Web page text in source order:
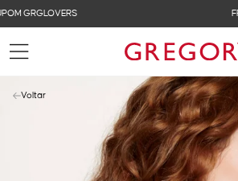
FRETE GRÁTIS NAS COMPRAS
Voltar